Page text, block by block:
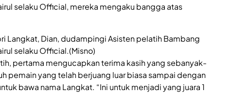
selaku Official, mereka mengaku bangga atas
Langkat, Dian, dudampingi Asisten pelatih Bambang
selaku Official.(Misno)
pertama mengucapkan terima kasih yang sebanyak-
pemain yang telah berjuang luar biasa sampai dengan
bawa nama Langkat. “Ini untuk menjadi yang juara 1